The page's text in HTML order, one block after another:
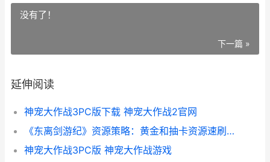
没有了！
下一篇 »
延伸阅读
神宠大作战3PC版下载 神宠大作战2官网
《东离剑游纪》资源策略：黄金和抽卡资源速刷指导 东离剑游纪手游官网
神宠大作战3PC版 神宠大作战游戏